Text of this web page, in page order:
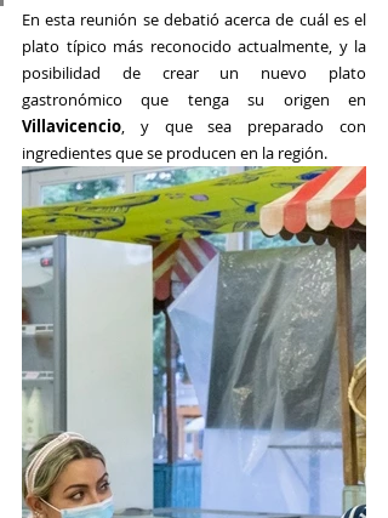
En esta reunión se debatió acerca de cuál es el
plato típico más reconocido actualmente, y la
posibilidad de crear un nuevo plato
Villavicencio, y que sea preparado con
ingredientes que se producen en la región.